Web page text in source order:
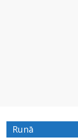
Runā